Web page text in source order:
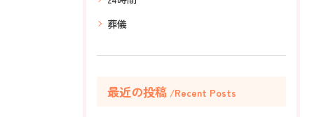
葬儀
最近の投稿 Recent Posts